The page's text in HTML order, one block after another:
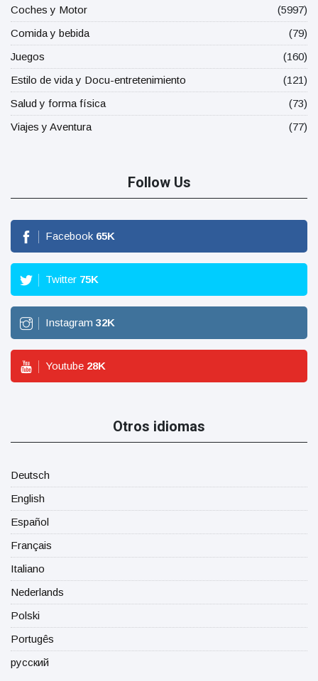
Coches y Motor
(5997)
Comida y bebida
(79)
Juegos
(160)
Estilo de vida y Docu-entretenimiento
(121)
Salud y forma física
(73)
Viajes y Aventura
(77)
Follow Us
Facebook 65K
Twitter 75K
Instagram 32K
Youtube 28K
Otros idiomas
Deutsch
English
Español
Français
Italiano
Nederlands
Polski
Portugês
русский